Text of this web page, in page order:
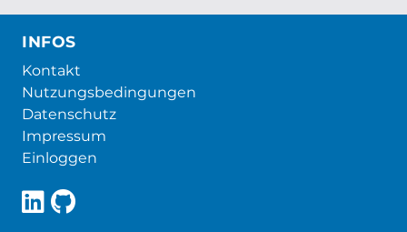
INFOS
Kontakt
Nutzungsbedingungen
Datenschutz
Impressum
Einloggen